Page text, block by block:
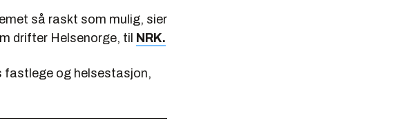
så raskt som mulig, sier
drifter Helsenorge, til NRK.
fastlege og helsestasjon,